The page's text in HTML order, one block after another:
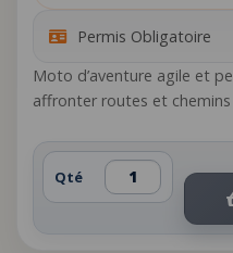
Permis Obligatoire
Moto d’aventure agile et
affronter routes et
Qté